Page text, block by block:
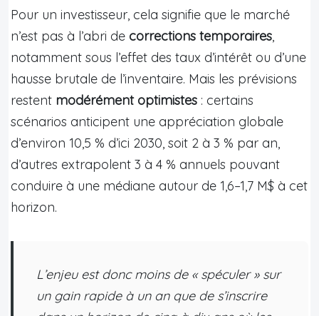
Pour un investisseur, cela signifie que le marché
n’est pas à l’abri de corrections temporaires,
notamment sous l’effet des taux d’intérêt ou d’une
hausse brutale de l’inventaire. Mais les prévisions
restent modérément optimistes : certains
scénarios anticipent une appréciation globale
d’environ 10,5 % d’ici 2030, soit 2 à 3 % par an,
d’autres extrapolent 3 à 4 % annuels pouvant
conduire à une médiane autour de 1,6–1,7 M$ à cet
horizon.
L’enjeu est donc moins de « spéculer » sur
un gain rapide à un an que de s’inscrire